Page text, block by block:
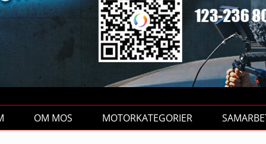
OM MOS MOTORKATEGORIER